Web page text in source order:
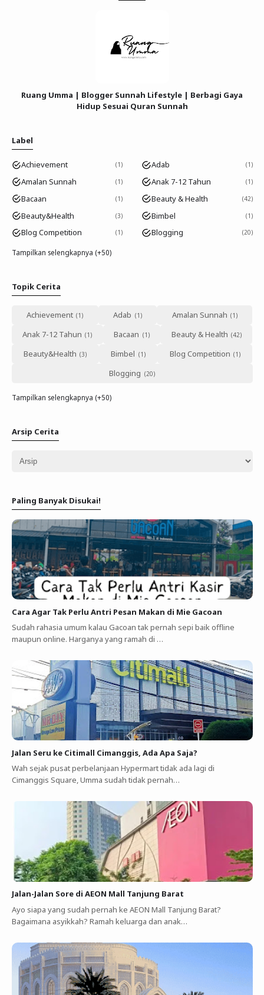
Ruang Umma | Blogger Sunnah Lifestyle | Berbagi Gaya
Hidup Sesuai Quran Sunnah
Label
Achievement 1 Adab 1
Amalan Sunnah 1 Anak 7-12 Tahun 1
Bacaan 1 Beauty & Health 42
Beauty&Health 3 Bimbel 1
Blog Competition 1 Blogging 20
Tampilkan selengkapnya (+50)
Topik Cerita
Achievement Adab
Amalan Sunnah
Anak 7-12 Tahun
Bacaan
Beauty & Health
Beauty&Health
Bimbel
Blog Competition
Blogging
Tampilkan selengkapnya (+50)
Arsip Cerita
Paling Banyak Disukai!
Cara Agar Tak Perlu Antri Pesan Makan di Mie Gacoan
Sudah rahasia umum kalau Gacoan tak pernah sepi baik offline
maupun online. Harganya yang ramah di …
Jalan Seru ke Citimall Cimanggis, Ada Apa Saja?
Wah sejak pusat perbelanjaan Hypermart tidak ada lagi di
Cimanggis Square, Umma sudah tidak pernah…
Jalan-Jalan Sore di AEON Mall Tanjung Barat
Ayo siapa yang sudah pernah ke AEON Mall Tanjung Barat?
Bagaimana asyikkah? Ramah keluarga dan anak…